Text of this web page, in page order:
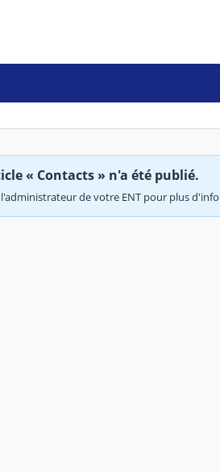
« Contacts » n'a été publié.
de votre ENT pour plus